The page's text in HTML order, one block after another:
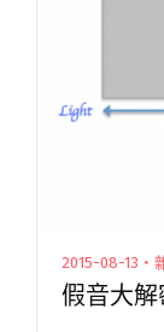
因來到異
京樂器購
2015-08-13・
假音大解